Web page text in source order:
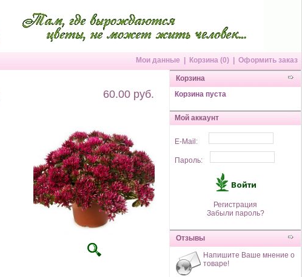
Мои данные Корзина (0)
Оформить заказ
60.00 руб.
Корзина
Корзина пуста
Мой аккаунт
E-Mail:
Пароль:
Регистрация
Забыли пароль?
Отзывы
Напишите Ваше мнение о
товаре!